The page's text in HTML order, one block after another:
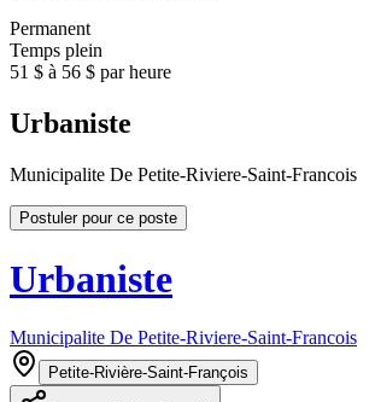
Permanent
Temps plein
51 $ à 56 $ par heure
Urbaniste
Municipalite De Petite-Riviere-Saint-Francois
Postuler pour ce poste
Urbaniste
Municipalite De Petite-Riviere-Saint-Francois
Petite-Rivière-Saint-François